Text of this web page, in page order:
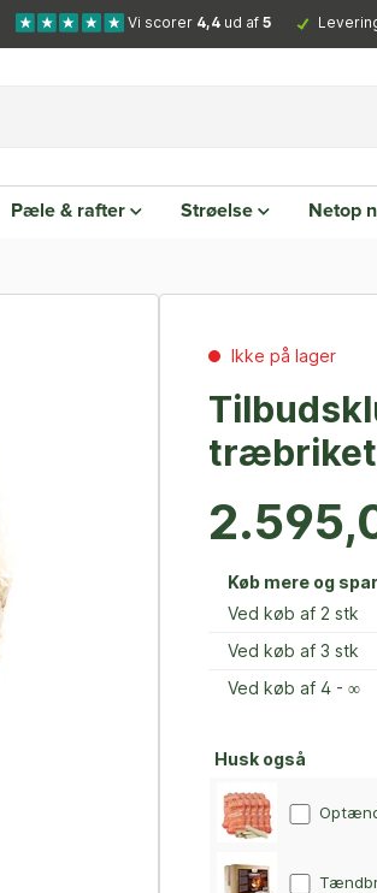
Vi scorer 4,4 ud af 5
Pæle & rafter Strøelse Netop
Ikke på lager
Køb mere og spar
Ved køb af 2 stk
Ved køb af 3 stk
Ved køb af 4 - ∞
Husk også